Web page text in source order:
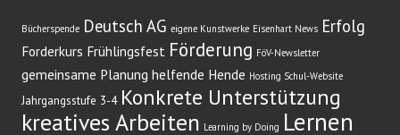
Bücherspende Deutsch AG eigene Kunstwerke Eisenhart News Erfolg
Forderkurs Frühlingsfest Förderung FöV-Newsletter
gemeinsame Planung helfende Hende Hosting Schul-Website
Jahrgangsstufe 3-4 Konkrete Unterstützung
kreatives Arbeiten Learning by Doing Lernen